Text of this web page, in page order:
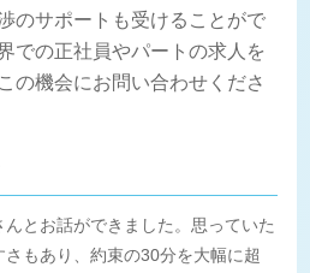
のサポートも受けることがで
での正社員やパートの求人を
の機会にお問い合わせくださ
とお話ができました。思っていた
もあり、約束の30分を大幅に超